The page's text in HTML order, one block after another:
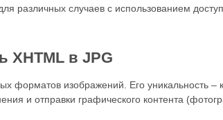
различных случаев с использованием
XHTML в JPG
форматов изображений. Его уникальность –
и отправки графического контента